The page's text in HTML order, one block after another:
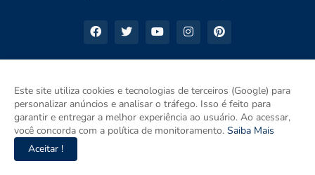
Este site utiliza cookies e tecnologias de terceiros (Google) para
personalizar anúncios e analisar o tráfego. Isso é feito para
garantir e entregar a melhor experiência ao usuário. Ao acessar,
você concorda com a política de monitoramento. Saiba Mais
Aceitar !